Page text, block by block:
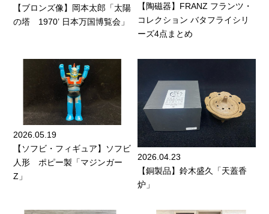
【ブロンズ像】岡本太郎「太陽
の塔 1970’ 日本万国博覧会」
【陶磁器】FRANZ フランツ・
コレクション バタフライシリ
ーズ4点まとめ
2026.05.19
【ソフビ・フィギュア】ソフビ
人形 ポピー製「マジンガー
Z」
2026.04.23
【銅製品】鈴木盛久「天蓋香
炉」